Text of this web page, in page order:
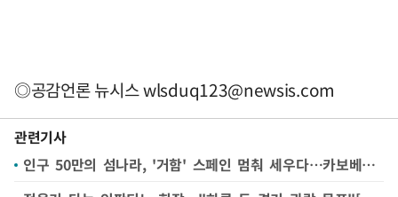
◎공감언론 뉴시스wlsduq123@newsis.com
관련기사
인구 50만의 섬나라, '거함' 스페인 멈춰 세우다…카보베르데의 기적[월드컵24시]